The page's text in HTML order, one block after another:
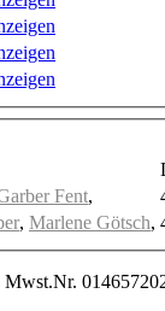
Fent,
, Marlene Götsch,